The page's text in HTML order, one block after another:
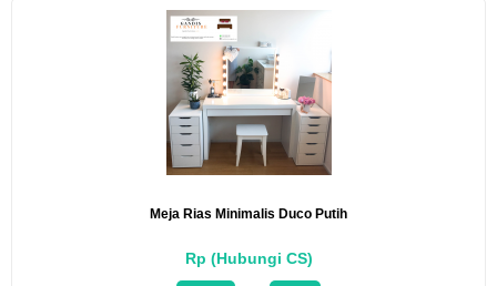
Meja Rias Minimalis Duco Putih
Rp (Hubungi CS)